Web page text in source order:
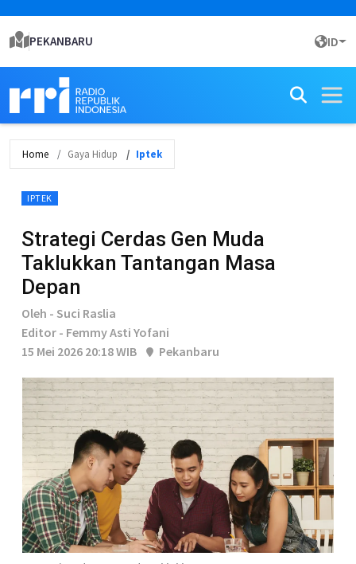
PEKANBARU ID
Home Gaya Hidup Iptek
IPTEK
Strategi Cerdas Gen Muda
Taklukkan Tantangan Masa
Depan
Oleh - Suci Raslia
Editor - Femmy Asti Yofani
15 Mei 2026 20:18 WIB
Pekanbaru